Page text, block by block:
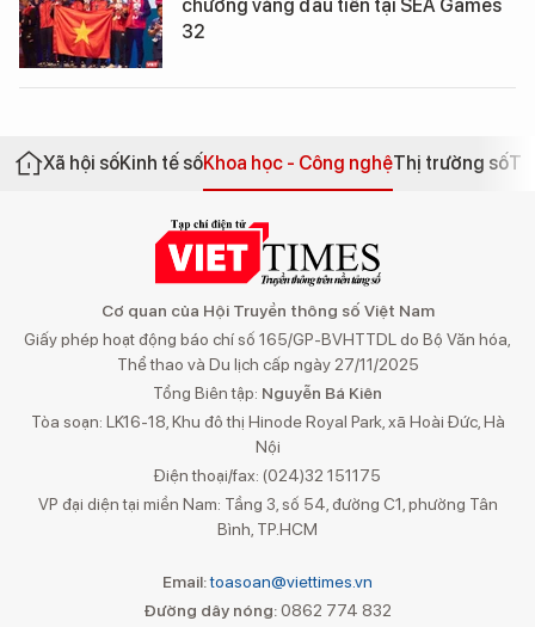
chương vàng đầu tiên tại SEA Games
32
Xã hội sốKinh tế sốKhoa học - Công nghệThị trường số
Cơ quan của Hội Truyền thông số Việt Nam
Giấy phép hoạt động báo chí số 165/GP-BVHTTDL do Bộ Văn hóa,
Thể thao và Du lịch cấp ngày 27/11/2025
Tổng Biên tập: Nguyễn Bá Kiên
Tòa soạn: LK16-18, Khu đô thị Hinode Royal Park, xã Hoài Đức, Hà
Nội
Điện thoại/fax: (024)32 151175
VP đại diện tại miền Nam: Tầng 3, số 54, đường C1, phường Tân
Bình, TP.HCM
Email:toasoan@viettimes.vn
Đường dây nóng: 0862 774 832